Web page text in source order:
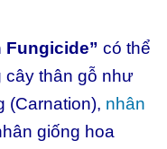
Fungicide” có thể
cây thân gỗ như
(Carnation), nhân
giống hoa